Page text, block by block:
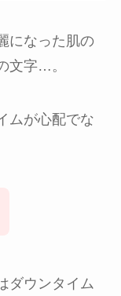
になった肌の
文字…。
ムが心配でな
ダウンタイム